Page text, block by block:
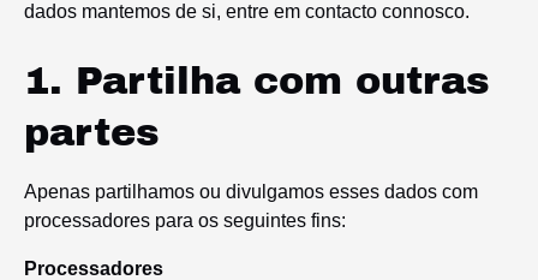
dados mantemos de si, entre em contacto connosco.
1. Partilha com outras
partes
Apenas partilhamos ou divulgamos esses dados com
processadores para os seguintes fins:
Processadores